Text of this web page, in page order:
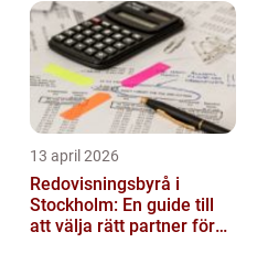
13 april 2026
Redovisningsbyrå i
Stockholm: En guide till
att välja rätt partner för